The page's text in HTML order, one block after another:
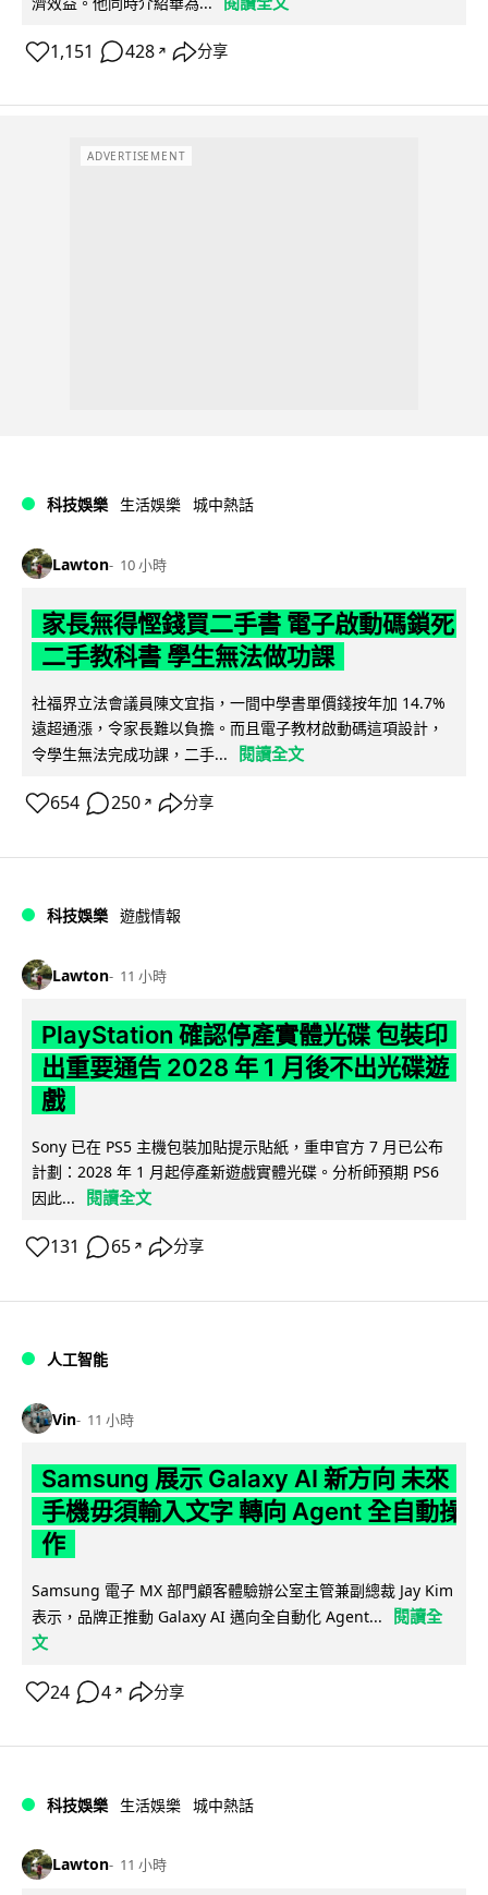
1,151 428 ↗ 分享
ADVERTISEMENT
科技娛樂 生活娛樂 城中熱話
Lawton 10 小時
家長無得慳錢買二手書 電子啟動碼鎖死
二手教科書 學生無法做功課
社福界立法會議員陳文宜指，一間中學書單價錢按年加 14.7%
遠超通漲，令家長難以負擔。而且電子教材啟動碼這項設計，
令學生無法完成功課，二手...
閱讀全文
654 250 ↗ 分享
科技娛樂 遊戲情報
Lawton 11 小時
PlayStation 確認停產實體光碟 包裝印
出重要通告 2028 年 1 月後不出光碟遊
戲
Sony 已在 PS5 主機包裝加貼提示貼紙，重申官方 7 月已公布
計劃：2028 年 1 月起停產新遊戲實體光碟。分析師預期 PS6
因此...
閱讀全文
131 65 ↗ 分享
人工智能
Vin 11 小時
Samsung 展示 Galaxy AI 新方向 未來
手機毋須輸入文字 轉向 Agent 全自動操
作
Samsung 電子 MX 部門顧客體驗辦公室主管兼副總裁 Jay Kim
表示，品牌正推動 Galaxy AI 邁向全自動化 Agent...
閱讀全
文
24 4 ↗ 分享
科技娛樂 生活娛樂 城中熱話
Lawton 11 小時